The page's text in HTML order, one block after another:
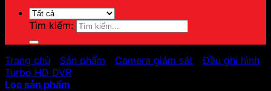
Tìm kiếm:
Trang chủ Sản phẩm Camera giám sát Đầu ghi hình
Turbo HD DVR
Lọc sản phẩm